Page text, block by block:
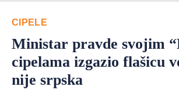
CIPELE
Ministar pravde svojim
cipelama izgazio flašicu
nije srpska